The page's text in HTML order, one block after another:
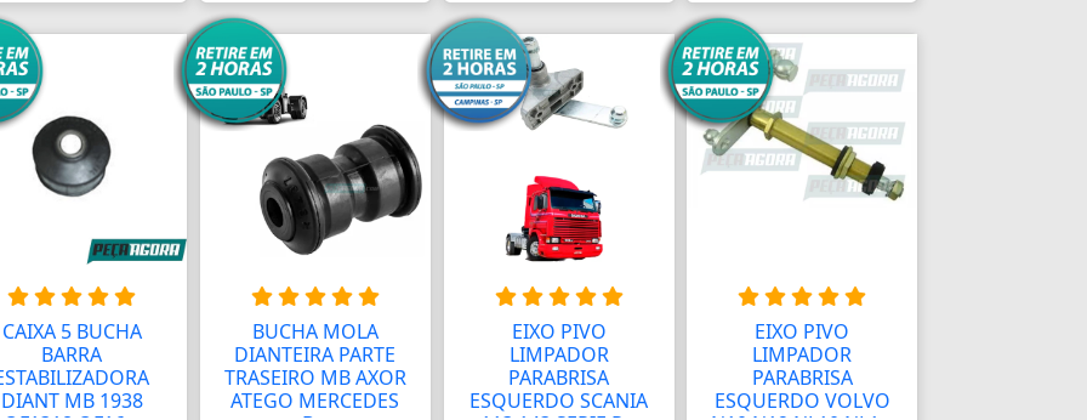
CAIXA 5 BUCHA
BARRA
DIANT MB 1938
BUCHA MOLA
DIANTEIRA PARTE
TRASEIRO MB AXOR
ATEGO MERCEDES
EIXO PIVO
LIMPADOR
PARABRISA
ESQUERDO SCANIA
EIXO PIVO
LIMPADOR
PARABRISA
ESQUERDO VOLVO